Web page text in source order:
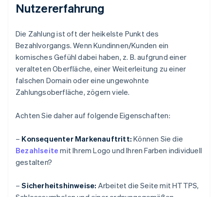
Nutzererfahrung
Die Zahlung ist oft der heikelste Punkt des
Bezahlvorgangs. Wenn Kundinnen/Kunden ein
komisches Gefühl dabei haben, z. B. aufgrund einer
veralteten Oberfläche, einer Weiterleitung zu einer
falschen Domain oder eine ungewohnte
Zahlungsoberfläche, zögern viele.
Achten Sie daher auf folgende Eigenschaften:
– Konsequenter Markenauftritt: Können Sie die
Bezahlseite mit Ihrem Logo und Ihren Farben individuell
gestalten?
–Sicherheitshinweise: Arbeitet die Seite mit HTTPS,